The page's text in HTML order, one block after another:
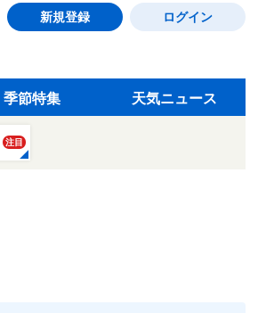
新規登録 ログイン
季節特集 天気ニュース
注目